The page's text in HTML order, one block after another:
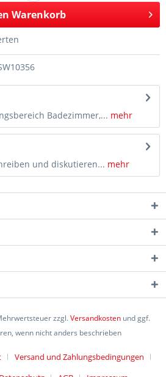
Warenkorb
Badezimmer,... mehr
und diskutieren... mehr
zzgl.Versandkosten und ggf.
wenn nicht anders beschrieben
Versand und Zahlungsbedingungen